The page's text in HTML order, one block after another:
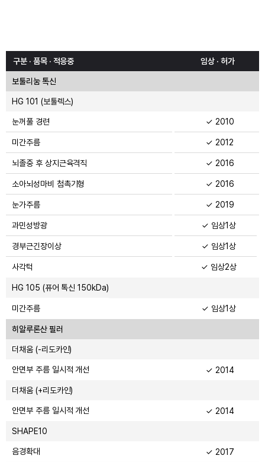
구분 · 품목 · 적응중 임상 · 허가
보툴리눔 톡신
HG 101 (보툴렉스)
눈꺼풀 경련 ✓ 2010
미간주름 ✓ 2012
뇌졸중 후 상지근육격직 ✓ 2016
소아뇌성마비 첨촉기형 ✓ 2016
눈가주름 ✓ 2019
과민성방광 ✓ 임상1상
경부근긴장이상 ✓ 임상1상
사각턱 ✓ 임상2상
HG 105 (퓨어 톡신 150kDa)
미간주름 ✓ 임상1상
히알루론산 필러
더채움 (-리도카인)
안면부 주름 일시적 개선 ✓ 2014
더채움 (+리도카인)
안면부 주름 일시적 개선 ✓ 2014
SHAPE10
음경확대 ✓ 2017